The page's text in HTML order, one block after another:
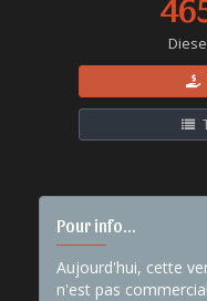
Pour info...
Aujourd'hui, cette
n'est pas